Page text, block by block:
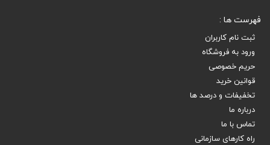
فهرست ها :
ثبت نام کاربران
ورود به فروشگاه
حریم خصوصی
قوانین خرید
تخفیفات و درصد ها
درباره ما
تماس با ما
راه کارهای سازمانی